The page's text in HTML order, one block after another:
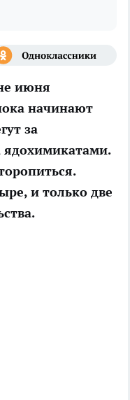
июня
начинают
за
ядохимикатами.
и только две